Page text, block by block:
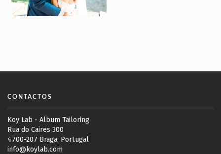
CONTACTOS
Koy Lab - Album Tailoring
Rua do Caires 300
4700-207 Braga, Portugal
info@koylab.com